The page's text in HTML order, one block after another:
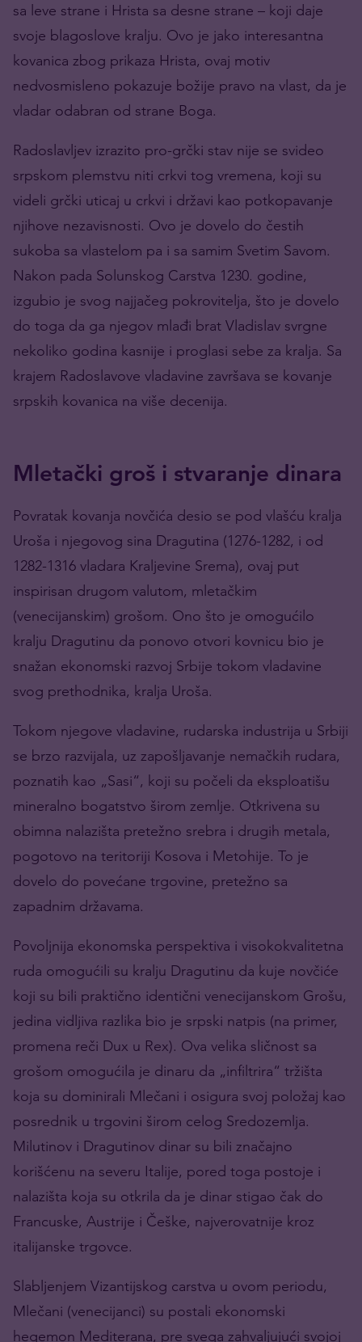
sa leve strane i Hrista sa desne strane – koji daje
svoje blagoslove kralju. Ovo je jako interesantna
kovanica zbog prikaza Hrista, ovaj motiv
nedvosmisleno pokazuje božije pravo na vlast, da je
vladar odabran od strane Boga.
Radoslavljev izrazito pro-grčki stav nije se svideo
srpskom plemstvu niti crkvi tog vremena, koji su
videli grčki uticaj u crkvi i državi kao potkopavanje
njihove nezavisnosti. Ovo je dovelo do čestih
sukoba sa vlastelom pa i sa samim Svetim Savom.
Nakon pada Solunskog Carstva 1230. godine,
izgubio je svog najjačeg pokrovitelja, što je dovelo
do toga da ga njegov mlađi brat Vladislav svrgne
nekoliko godina kasnije i proglasi sebe za kralja. Sa
krajem Radoslavove vladavine završava se kovanje
srpskih kovanica na više decenija.
Mletački groš i stvaranje dinara
Povratak kovanja novčića desio se pod vlašću kralja
Uroša i njegovog sina Dragutina (1276-1282, i od
1282-1316 vladara Kraljevine Srema), ovaj put
inspirisan drugom valutom, mletačkim
(venecijanskim) grošom. Ono što je omogućilo
kralju Dragutinu da ponovo otvori kovnicu bio je
snažan ekonomski razvoj Srbije tokom vladavine
svog prethodnika, kralja Uroša.
Tokom njegove vladavine, rudarska industrija u Srbiji
se brzo razvijala, uz zapošljavanje nemačkih rudara,
poznatih kao „Sasi“, koji su počeli da eksploatišu
mineralno bogatstvo širom zemlje. Otkrivena su
obimna nalazišta pretežno srebra i drugih metala,
pogotovo na teritoriji Kosova i Metohije. To je
dovelo do povećane trgovine, pretežno sa
zapadnim državama.
Povoljnija ekonomska perspektiva i visokokvalitetna
ruda omogućili su kralju Dragutinu da kuje novčiće
koji su bili praktično identični venecijanskom Grošu,
jedina vidljiva razlika bio je srpski natpis (na primer,
promena reči Dux u Rex). Ova velika sličnost sa
grošom omogućila je dinaru da „infiltrira“ tržišta
koja su dominirali Mlečani i osigura svoj položaj kao
posrednik u trgovini širom celog Sredozemlja.
Milutinov i Dragutinov dinar su bili značajno
korišćenu na severu Italije, pored toga postoje i
nalazišta koja su otkrila da je dinar stigao čak do
Francuske, Austrije i Češke, najverovatnije kroz
italijanske trgovce.
Slabljenjem Vizantijskog carstva u ovom periodu,
Mlečani (venecijanci) su postali ekonomski
hegemon Mediterana, pre svega zahvaljujući svojoj